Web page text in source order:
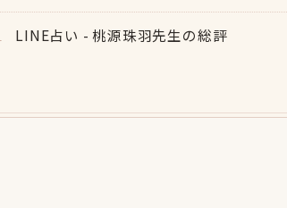
LINE占い - 桃源珠羽先生の総評